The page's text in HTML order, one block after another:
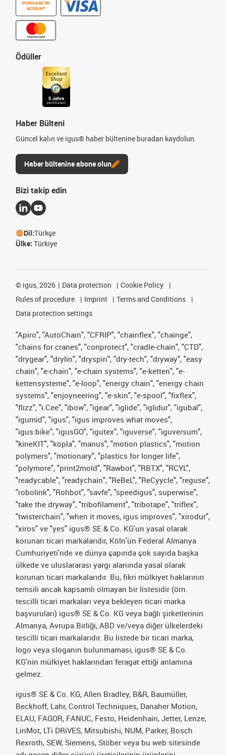
PURCHASE ON
ACCOUNT
Ödüller
Haber Bülteni
Güncel kalın ve igus® haber bültenine buradan kaydolun.
Haber bültenine abone olun
Bizi takip edin
Dil:Türkçe
Ülke: Türkiye
© igus, 2026 Data protection
Cookie Policy
Rules of procedure
Imprint
Terms and Conditions
Data protection settings
"Apiro", "AutoChain", "CFRIP", "chainflex", "chainge",
"chains for cranes", "conprotect", "cradle-chain", "CTD",
"drygear", "drylin", "dryspin", "dry-tech", "dryway", "easy
chain", "e-chain", "e-chain systems", "e-ketten", "e-
kettensysteme", "e-loop", "energy chain", "energy chain
systems", "enjoyneering", "e-skin", "e-spool", "fixflex",
"flizz", "i.Cee", "ibow", "igear", "iglide", "iglidur", "igubal",
"igumid", "igus", "igus improves what moves",
"igus:bike", "igusGO", "igutex", "iguverse", "iguversum",
"kineKIT", "kopla", "manus", "motion plastics", "motion
polymers", "motionary", "plastics for longer life",
"polymore", "print2mold", "Rawbot", "RBTX", "RCYL",
"readycable", "readychain", "ReBeL", "ReCyycle", "reguse",
"robolink", "Rohbot", "savfe", "speedigus", superwise",
"take the dryway", "tribofilament", "tribotape", "triflex",
"twisterchain", "when it moves, igus improves", "xirodur",
"xiros" ve "yes" igus® SE & Co. KG'un yasal olarak
korunan ticari markalarıdır, Köln'ün Federal Almanya
Cumhuriyeti'nde ve dünya çapında çok sayıda başka
ülkede ve uluslararası yargı alanında yasal olarak
korunan ticari markalarıdır. Bu, fikri mülkiyet haklarının
temsili ancak kapsamlı olmayan bir listesidir (örn.
tescilli ticari markaları veya bekleyen ticari marka
başvuruları) igus® SE & Co. KG veya bağlı şirketlerinin
Almanya, Avrupa Birliği, ABD ve/veya diğer ülkelerdeki
tescilli ticari markalarıdır. Bu listede bir ticari marka,
logo veya sloganın bulunmaması, igus® SE & Co.
KG'nin mülkiyet haklarından feragat ettiği anlamına
gelmez.
igus® SE & Co. KG, Allen Bradley, B&R, Baumüller,
Beckhoff, Lahr, Control Techniques, Danaher Motion,
ELAU, FAGOR, FANUC, Festo, Heidenhain, Jetter, Lenze,
LinMot, LTi DRiVES, Mitsubishi, NUM, Parker, Bosch
Rexroth, SEW, Siemens, Stöber veya bu web sitesinde